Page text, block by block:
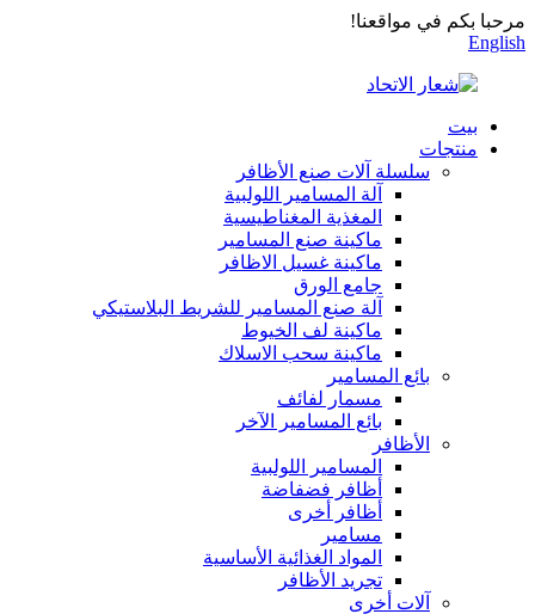
مرحبا بكم في مواقعنا!
English
بيت
منتجات
سلسلة آلات صنع الأظافر
آلة المسامير اللولبية
المغذية المغناطيسية
ماكينة صنع المسامير
ماكينة غسيل الاظافر
جامع الورق
آلة صنع المسامير للشريط البلاستيكي
ماكينة لف الخيوط
ماكينة سحب الاسلاك
بائع المسامير
مسمار لفائف
بائع المسامير الآخر
الأظافر
المسامير اللولبية
أظافر فضفاضة
أظافر أخرى
مسامير
المواد الغذائية الأساسية
تجريد الأظافر
آلات أخرى